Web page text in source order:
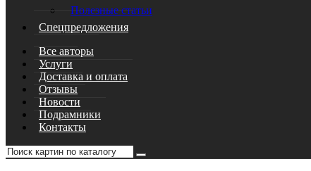
Полезные статьи
Спецпредложения
Все авторы
Услуги
Доставка и оплата
Отзывы
Новости
Подрамники
Контакты